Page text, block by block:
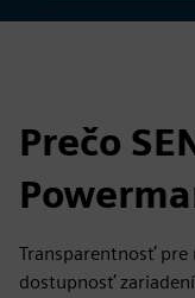
Prečo
Transparentnosť pre
dostupnosť